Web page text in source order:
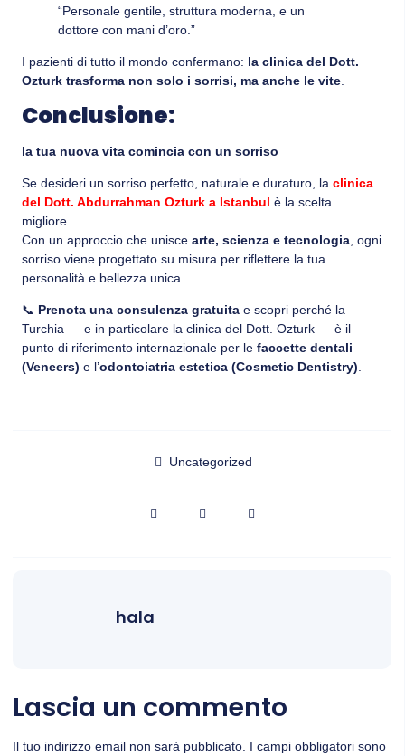
“Personale gentile, struttura moderna, e un
dottore con mani d’oro.”
I pazienti di tutto il mondo confermano: la clinica del Dott.
Ozturk trasforma non solo i sorrisi, ma anche le vite.
Conclusione:
la tua nuova vita comincia con un sorriso
Se desideri un sorriso perfetto, naturale e duraturo, la clinica
del Dott. Abdurrahman Ozturk a Istanbul è la scelta
migliore.
Con un approccio che unisce arte, scienza e tecnologia , ogni
sorriso viene progettato su misura per riflettere la tua
personalità e bellezza unica.
📞 Prenota una consulenza gratuita e scopri perché la
Turchia — e in particolare la clinica del Dott. Ozturk — è il
punto di riferimento internazionale per le faccette dentali
(Veneers) e l’odontoiatria estetica (Cosmetic Dentistry).
Uncategorized
hala
Lascia un commento
Il tuo indirizzo email non sarà pubblicato. I campi obbligatori sono